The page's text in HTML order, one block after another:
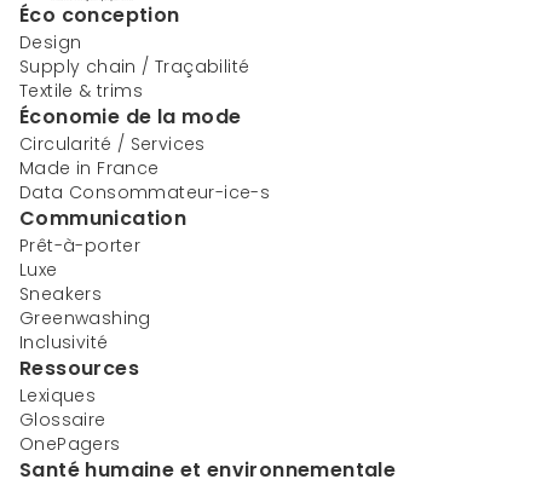
Éco conception
Design
Supply chain / Traçabilité
Textile & trims
Économie de la mode
Circularité / Services
Made in France
Data Consommateur-ice-s
Communication
Prêt-à-porter
Luxe
Sneakers
Greenwashing
Inclusivité
Ressources
Lexiques
Glossaire
OnePagers
Santé humaine et environnementale